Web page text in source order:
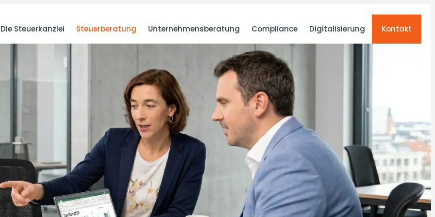
Die Steuerkanzlei Steuerberatung Unternehmensberatung Compliance Digitalisierung Kontakt